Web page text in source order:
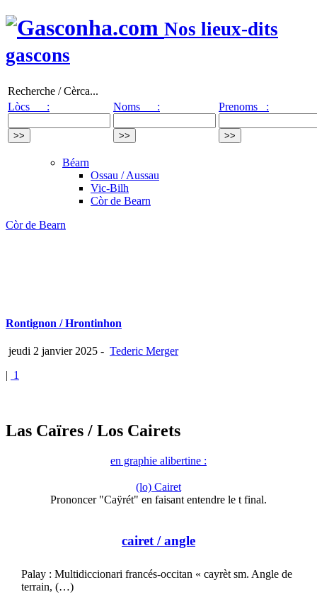
Nos lieux-dits
gascons
Recherche / Cèrca...
Lòcs :
Noms : Prenoms :
Béarn
Ossau / Aussau
Vic-Bilh
Còr de Bearn
Còr de Bearn
Rontignon / Hrontinhon
jeudi 2 janvier 2025 - Tederic Merger
| 1
Las Caïres / Los Cairets
en graphie alibertine :
(lo) Cairet
Prononcer "Caÿrét" en faisant entendre le t final.
cairet / angle
Palay : Multidiccionari francés-occitan « cayrèt sm. Angle de
terrain, (…)